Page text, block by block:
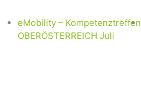
eMobility – Kompetenztreffen
OBERÖSTERREICH Juli